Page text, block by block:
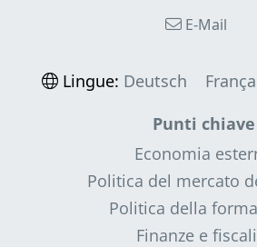
E-Mail
Lingue: Deutsch
Punti chiave
Economia
Politica del mercato
Politica della
Finanze e